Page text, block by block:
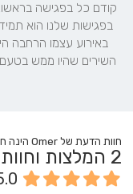
חוות הדעת של Omer הינה חלק מתוך
2 המלצות